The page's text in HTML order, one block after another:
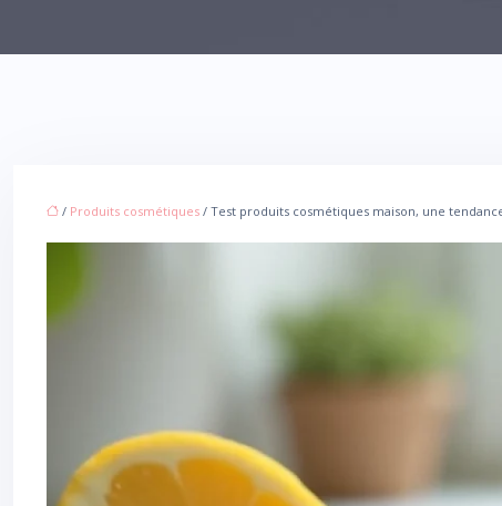
/ Produits cosmétiques / Test produits cosmétiques maison, une